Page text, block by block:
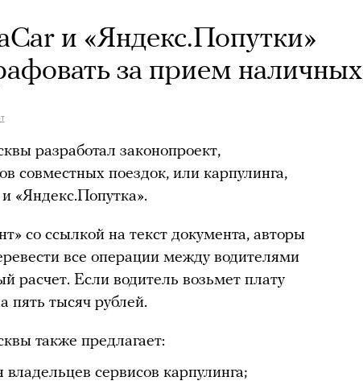
и «Яндекс.Попутки»
за прием наличных
разработал законопроект,
совместных поездок, или карпулинга,
«Яндекс.Попутка».
со ссылкой на текст документа, авторы
все операции между водителями
расчет. Если водитель возьмет плату
пять тысяч рублей.
также предлагает:
сервисов карпулинга;